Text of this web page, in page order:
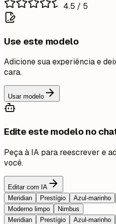
4.5 / 5
Use este modelo
Adicione sua experiência e
cara.
Usar modelo
Edite este modelo no
Peça à IA para reescrever e
você.
Editar com IA
Meridian
Prestígio Azul-marinho
Moderno limpo
Nimbus
Meridian
Prestígio Azul-marinho